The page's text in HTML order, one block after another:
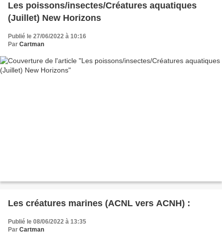
Les poissons/insectes/Créatures aquatiques
(Juillet) New Horizons
Publié le 27/06/2022 à 10:16
Par Cartman
Les créatures marines (ACNL vers ACNH) :
Publié le 08/06/2022 à 13:35
Par Cartman